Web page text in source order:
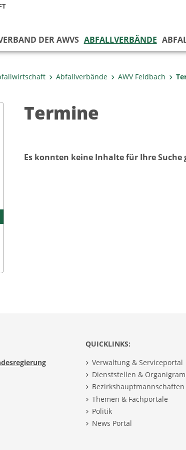
DER AWVS ABFALLVERBÄNDE
Abfallverbände AWV Feldbach
Termine
Es konnten keine Inhalte für Ihre Suche
QUICKLINKS:
Verwaltung & Serviceportal
Dienststellen &
Bezirkshauptmannschaften
Themen & Fachportale
Politik
News Portal